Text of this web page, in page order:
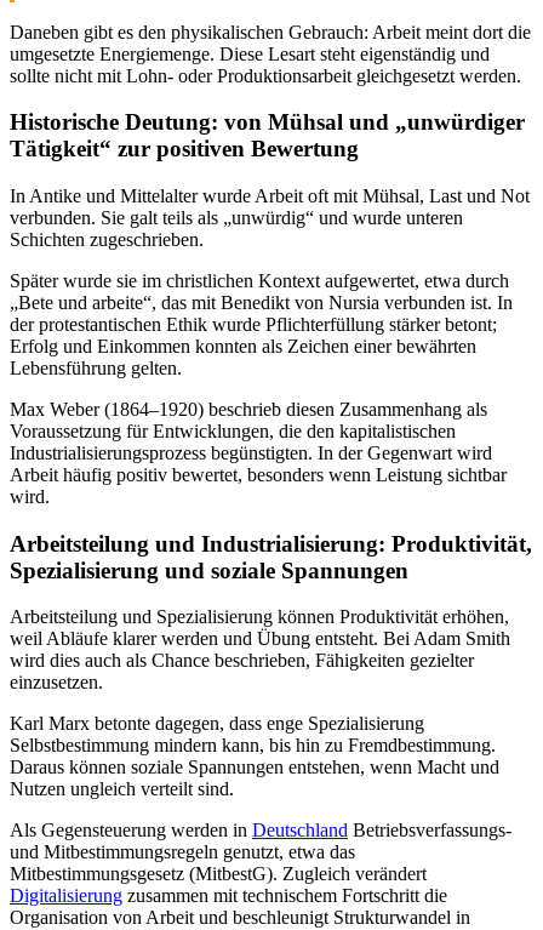
Daneben gibt es den physikalischen Gebrauch: Arbeit meint dort die
umgesetzte Energiemenge. Diese Lesart steht eigenständig und
sollte nicht mit Lohn- oder Produktionsarbeit gleichgesetzt werden.
Historische Deutung: von Mühsal und „unwürdiger
Tätigkeit“ zur positiven Bewertung
In Antike und Mittelalter wurde Arbeit oft mit Mühsal, Last und Not
verbunden. Sie galt teils als „unwürdig“ und wurde unteren
Schichten zugeschrieben.
Später wurde sie im christlichen Kontext aufgewertet, etwa durch
„Bete und arbeite“, das mit Benedikt von Nursia verbunden ist. In
der protestantischen Ethik wurde Pflichterfüllung stärker betont;
Erfolg und Einkommen konnten als Zeichen einer bewährten
Lebensführung gelten.
Max Weber (1864–1920) beschrieb diesen Zusammenhang als
Voraussetzung für Entwicklungen, die den kapitalistischen
Industrialisierungsprozess begünstigten. In der Gegenwart wird
Arbeit häufig positiv bewertet, besonders wenn Leistung sichtbar
wird.
Arbeitsteilung und Industrialisierung: Produktivität,
Spezialisierung und soziale Spannungen
Arbeitsteilung und Spezialisierung können Produktivität erhöhen,
weil Abläufe klarer werden und Übung entsteht. Bei Adam Smith
wird dies auch als Chance beschrieben, Fähigkeiten gezielter
einzusetzen.
Karl Marx betonte dagegen, dass enge Spezialisierung
Selbstbestimmung mindern kann, bis hin zu Fremdbestimmung.
Daraus können soziale Spannungen entstehen, wenn Macht und
Nutzen ungleich verteilt sind.
Als Gegensteuerung werden in Deutschland Betriebsverfassungs-
und Mitbestimmungsregeln genutzt, etwa das
Mitbestimmungsgesetz (MitbestG). Zugleich verändert
Digitalisierung zusammen mit technischem Fortschritt die
Organisation von Arbeit und beschleunigt Strukturwandel in